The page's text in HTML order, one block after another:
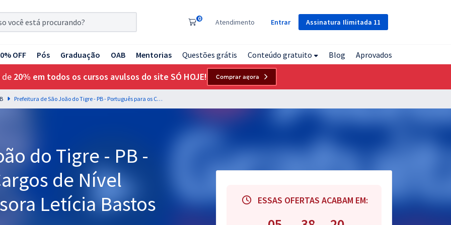
Assinatura Ilimitada 11
0 Atendimento Entrar
OFF Pós Graduação OAB Mentorias Questões grátis Conteúdo gratuito Blog Aprovados
de 20% em todos os cursos avulsos do site SÓ HOJE! Comprar agora
Prefeitura de São João do Tigre - PB - Português para os Cargos de Nível Médio com a Professora Letícia Bastos
do Tigre - PB -
de Nível
Letícia Bastos
ESSAS OFERTAS ACABAM EM: